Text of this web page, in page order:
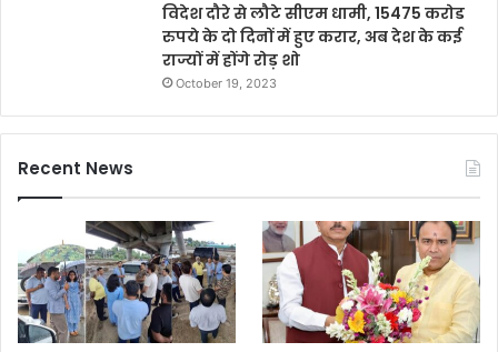
विदेश दौरे से लौटे सीएम धामी, 15475 करोड
रुपये के दो दिनों में हुए करार, अब देश के कई
राज्यों में होंगे रोड़ शो
October 19, 2023
Recent News